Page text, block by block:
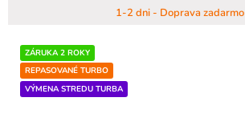
1-2 dni - Doprava zadarmo
ZÁRUKA 2 ROKY
REPASOVANÉ TURBO
VÝMENA STREDU TURBA